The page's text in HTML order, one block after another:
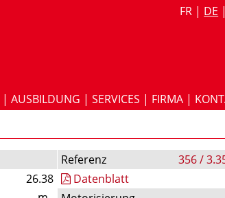
FR | DE |
|AUSBILDUNG |SERVICES | FIRMA |
26.38
Referenz
356 /
Datenblatt